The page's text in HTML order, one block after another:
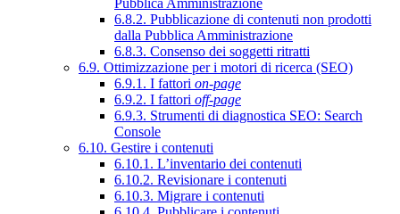
Pubblica Amministrazione
6.8.2. Pubblicazione di contenuti non prodotti
dalla Pubblica Amministrazione
6.8.3. Consenso dei soggetti ritratti
6.9. Ottimizzazione per i motori di ricerca (SEO)
6.9.1. I fattori on-page
6.9.2. I fattori off-page
6.9.3. Strumenti di diagnostica SEO: Search
Console
6.10. Gestire i contenuti
6.10.1. L’inventario dei contenuti
6.10.2. Revisionare i contenuti
6.10.3. Migrare i contenuti